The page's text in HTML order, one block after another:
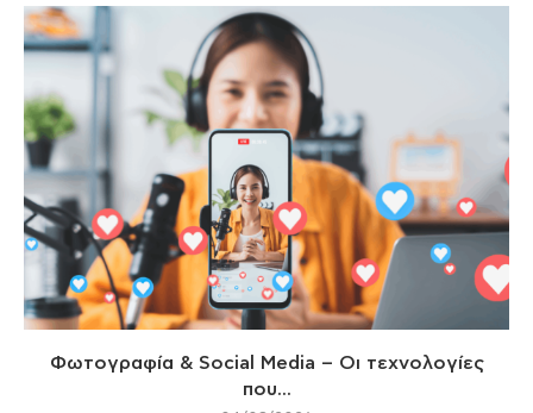
Φωτογραφία & Social Media – Οι τεχνολογίες
που...